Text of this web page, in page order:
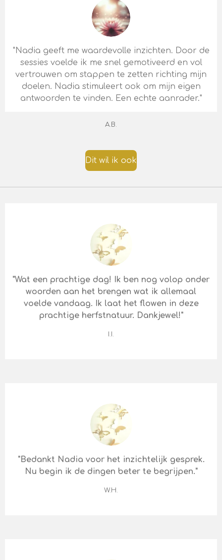
"Nadia geeft me waardevolle inzichten. Door de
sessies voelde ik me snel gemotiveerd en vol
vertrouwen om stappen te zetten richting mijn
doelen. Nadia stimuleert ook om mijn eigen
antwoorden te vinden. Een echte aanrader."
A.B.
Dit wil ik ook
"Wat een prachtige dag! Ik ben nog volop onder
woorden aan het brengen wat ik allemaal
voelde vandaag. Ik laat het flowen in deze
prachtige herfstnatuur. Dankjewel!"
I.I.
"Bedankt Nadia voor het inzichtelijk gesprek.
Nu begin ik de dingen beter te begrijpen."
W.H.